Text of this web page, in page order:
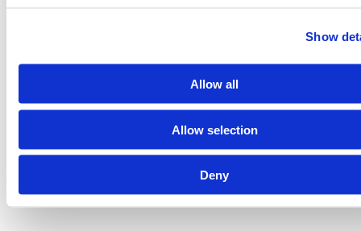
Show
Allow all
Allow selection
Deny
mogelijkheden om het gesprek in goede banen te